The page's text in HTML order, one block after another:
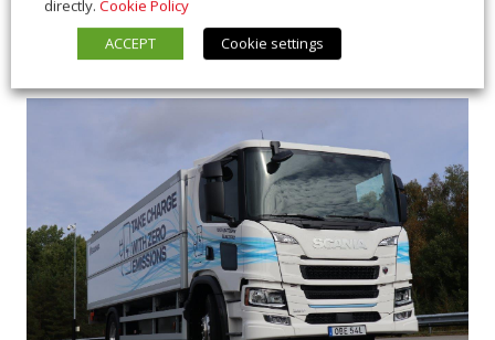
directly. Cookie Policy
ACCEPT
Cookie settings